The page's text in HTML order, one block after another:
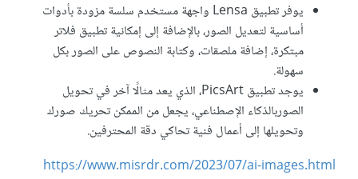
يوفر تطبيق Lensa واجهة مستخدم سلسة مزودة بأدوات
أساسية لتعديل الصور، بالإضافة إلى إمكانية تطبيق فلاتر
مبتكرة، إضافة ملصقات، وكتابة النصوص على الصور بكل
سهولة.
يوجد تطبيق PicsArt، الذي يعد مثالًا آخر في تحويل
الصوربالذكاء الإصطناعي، يجعل من الممكن تحريك صورك
وتحويلها إلى أعمال فنية تحاكي دقة المحترفين.
https://www.misrdr.com/2023/07/ai-images.html